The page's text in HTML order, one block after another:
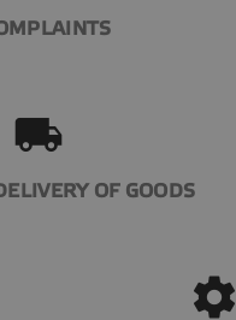
local_shipping
OF GOODS
settings